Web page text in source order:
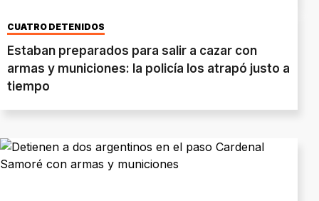
CUATRO DETENIDOS
Estaban preparados para salir a cazar con
armas y municiones: la policía los atrapó justo a
tiempo